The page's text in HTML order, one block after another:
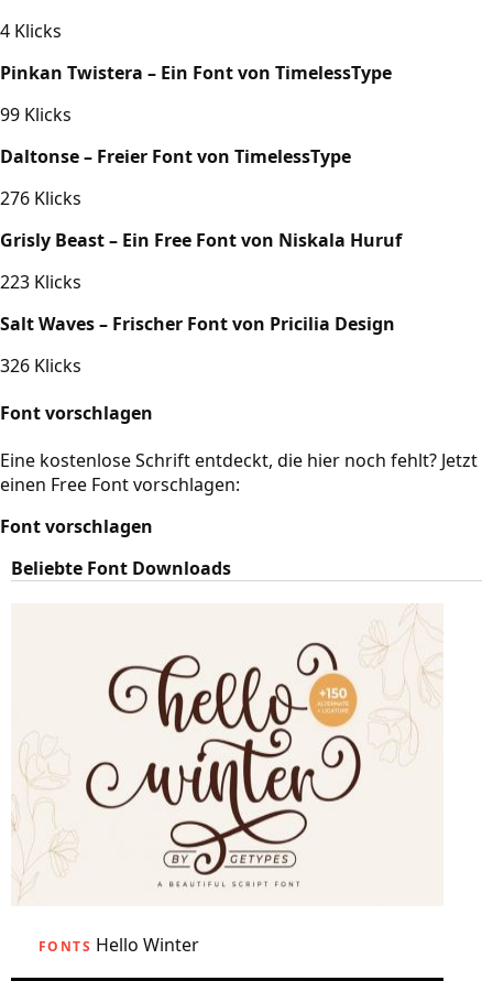
4 Klicks
Pinkan Twistera – Ein Font von TimelessType
99 Klicks
Daltonse – Freier Font von TimelessType
276 Klicks
Grisly Beast – Ein Free Font von Niskala Huruf
223 Klicks
Salt Waves – Frischer Font von Pricilia Design
326 Klicks
Font vorschlagen
Eine kostenlose Schrift entdeckt, die hier noch fehlt? Jetzt
einen Free Font vorschlagen:
Font vorschlagen
Beliebte Font Downloads
FONTS Hello Winter